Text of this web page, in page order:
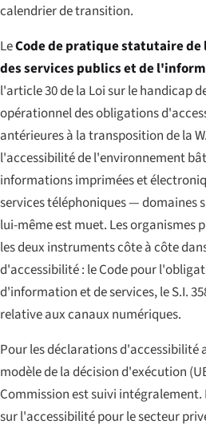
calendrier de transition.
LeCode de pratique statutaire de
des services publics et de
l'article 30 de la Loi sur le handicap
opérationnel des obligations
antérieures à la transposition de la
l'accessibilité de l'environnement
informations imprimées et
services téléphoniques — domaines
lui-même est muet. Les organismes
les deux instruments côte à côte
d'accessibilité : le Code pour
d'information et de services, le S.I.
relative aux canaux numériques.
Pour les déclarations d'accessibilité
modèle de la décision d'exécution
Commission est suivi
sur l'accessibilité pour le secteur